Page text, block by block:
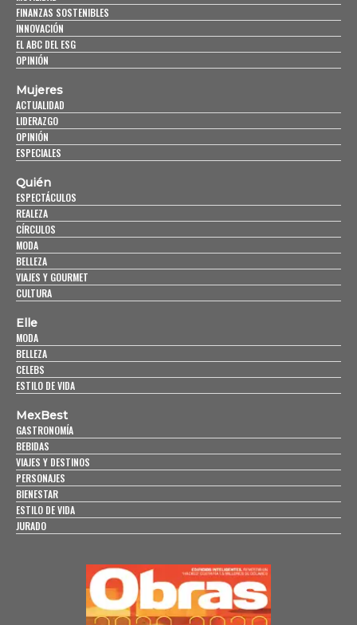
FINANZAS SOSTENIBLES
INNOVACIÓN
EL ABC DEL ESG
OPINIÓN
Mujeres
ACTUALIDAD
LIDERAZGO
OPINIÓN
ESPECIALES
Quién
ESPECTÁCULOS
REALEZA
CÍRCULOS
MODA
BELLEZA
VIAJES Y GOURMET
CULTURA
Elle
MODA
BELLEZA
CELEBS
ESTILO DE VIDA
MexBest
GASTRONOMÍA
BEBIDAS
VIAJES Y DESTINOS
PERSONAJES
BIENESTAR
ESTILO DE VIDA
JURADO